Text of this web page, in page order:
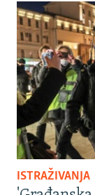
ISTRAŽIVANJA